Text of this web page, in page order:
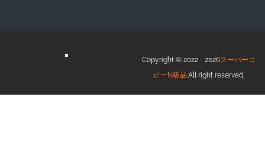
Copyright © 2022 - 2026スーパーコ
ピーN級品.All right reserved.